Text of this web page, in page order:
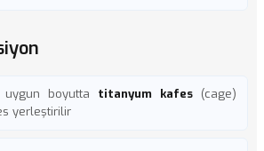
uygun boyutta titanyum kafes(cage)
yerleştirilir